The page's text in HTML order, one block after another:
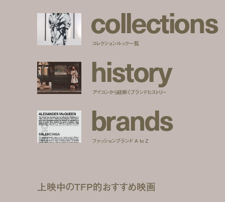
collections
コレクションルック一覧
history
アイコンから紐解くブランドヒストリー
brands
ファッションブランド A to Z
上映中のTFP的おすすめ映画